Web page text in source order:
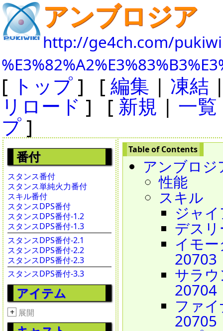
アンブロジア
http://ge4ch.com/
[ トップ ] [編集 | 凍結
リロード ] [ 新規| 一覧
プ ]
番付
スタンス番付
スタンス単純火力番付
スキル番付
スタンスDPS番付
スタンスDPS番付-1.2
スタンスDPS番付-1.3
スタンスDPS番付-2.1
スタンスDPS番付-2.2
スタンスDPS番付-2.3
スタンスDPS番付-3.3
アイテム
+ 展開
アンブロ
性能
スキル
ジャ
デス
イモ
20703
サラ
20704
ファ
20705